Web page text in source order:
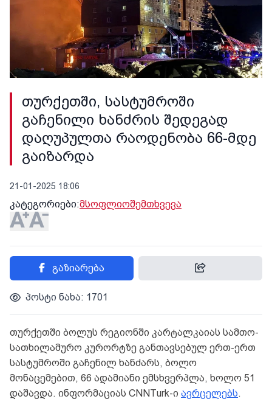
თურქეთში, სასტუმროში
გაჩენილი ხანძრის შედეგად
დაღუპულთა რაოდენობა 66-მდე
გაიზარდა
21-01-2025 18:06
კატეგორიები:მსოფლიოშემთხვევა
გაზიარება
პოსტი ნახა: 1701
თურქეთში ბოლუს რეგიონში კარტალკაიას სამთო-
სათხილამურო კურორტზე განთავსებულ ერთ-ერთ
სასტუმროში გაჩენილ ხანძარს, ბოლო
მონაცემებით, 66 ადამიანი ემსხვერპლა, ხოლო 51
დაშავდა. ინფორმაციას CNNTurk-ი ავრცელებს.